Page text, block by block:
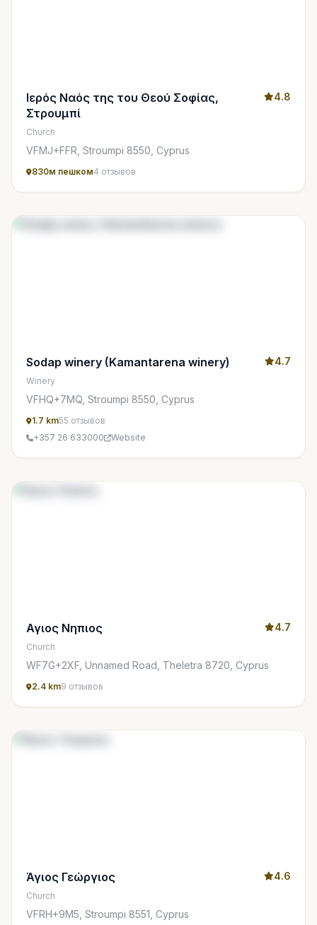
Ιερός Ναός της του Θεού Σοφίας,
Στρουμπί
4.8
Church
VFMJ+FFR, Stroumpi 8550, Cyprus
830м пешком4 отзывов
Sodap winery (Kamantarena winery) 4.7
Winery
VFHQ+7MQ, Stroumpi 8550, Cyprus
1.7 km55 отзывов
+357 26 633000
Website
Αγιος Νηπιος 4.7
Church
WF7G+2XF, Unnamed Road, Theletra 8720, Cyprus
2.4 km9 отзывов
Άγιος Γεώργιος 4.6
Church
VFRH+9M5, Stroumpi 8551, Cyprus